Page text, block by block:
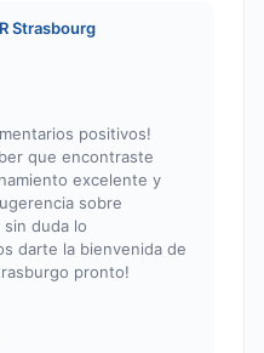
Strasbourg
positivos!
que encontraste
excelente y
sobre
duda lo
darte la bienvenida de
pronto!